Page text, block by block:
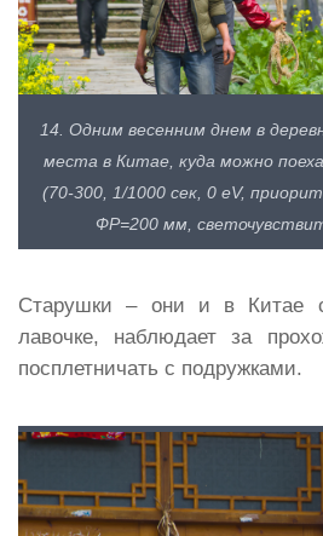
14. Одним весенним днем в
места в Китае, куда можно
(70-300, 1/1000 сек, 0 eV,
ФР=200 мм,
Старушки – они и в Китае
лавочке, наблюдает за
посплетничать с подружками.